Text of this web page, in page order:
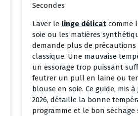
Secondes
Laver le linge délicatcomme
soie ou les matières
demande plus de précautions
classique. Une mauvaise
un essorage trop puissant
feutrer un pull en laine ou
blouse en soie. Ce guide, mis
2026, détaille la bonne
programme et le bon